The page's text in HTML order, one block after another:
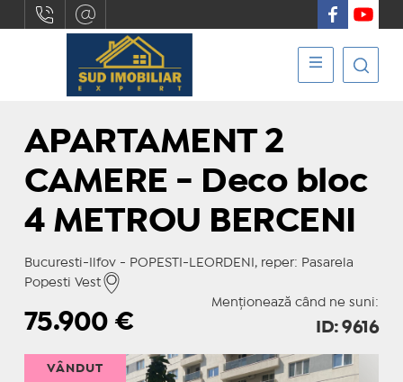
APARTAMENT 2
CAMERE - Deco bloc
4 METROU BERCENI
Bucuresti-Ilfov - POPESTI-LEORDENI, reper: Pasarela
Popesti Vest
Menționează când ne suni:
75.900€ ID: 9616
VÂNDUT